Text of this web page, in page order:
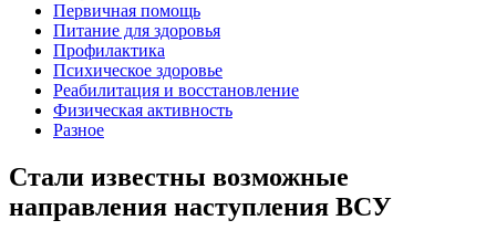
Первичная помощь
Питание для здоровья
Профилактика
Психическое здоровье
Реабилитация и восстановление
Физическая активность
Разное
Стали известны возможные
направления наступления ВСУ